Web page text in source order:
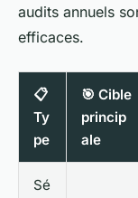
audits annuels
efficaces.
📋
Ty
pe
🎯 Cible
princip
ale
Sé